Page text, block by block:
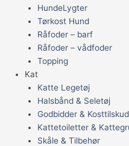
HundeLygter
Tørkost Hund
Råfoder – barf
Råfoder – vådfoder
Topping
Kat
Katte Legetøj
Halsbånd & Seletøj
Godbidder & Kosttilskud
Kattetoiletter &
Skåle & Tilbehør